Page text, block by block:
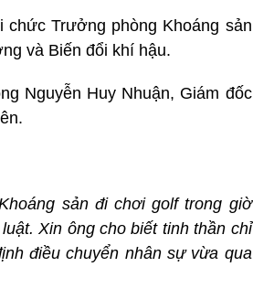
Trưởng phòng Khoáng sản
và Biến đổi khí hậu.
Nguyễn Huy Nhuận, Giám đốc
sản đi chơi golf trong giờ
Xin ông cho biết tinh thần chỉ
điều chuyển nhân sự vừa qua